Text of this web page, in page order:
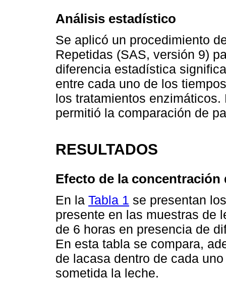
Análisis estadístico
Se aplicó un procedimiento
Repetidas (SAS, versión 9)
diferencia estadística
entre cada uno de los
los tratamientos
permitió la comparación de
RESULTADOS
Efecto de la concentración
En la Tabla 1 se presentan
presente en las muestras de
de 6 horas en presencia de
En esta tabla se compara,
de lacasa dentro de cada
sometida la leche.